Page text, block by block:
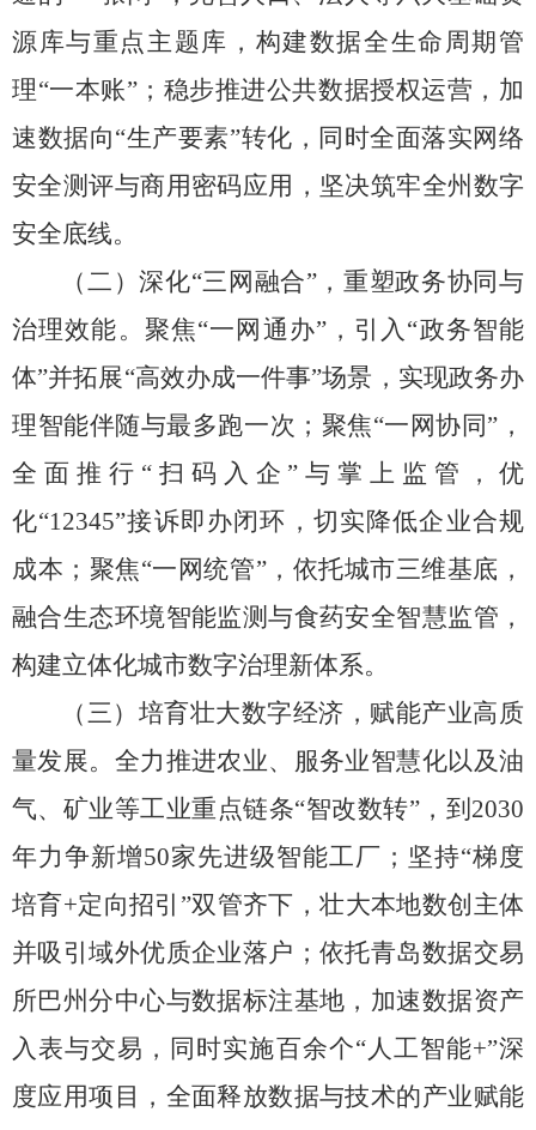
源库与重点主题库， 构建数据全生命周期管
理“一本账”；稳步推进公共数据授权运营，加
速数据向“生产要素”转化，
同时全面落实网络
安全测评与商用密码应用， 坚决筑牢全州数字
安全底线。
（二）深化“三网融合”，重塑政务协同与
治理效能。 聚焦“一网通办”，引入 “政务智能
体”并拓展“高效办成一件事”场景，实现政务办
理智能伴随与最多跑一次；聚焦“一网协同 ” ，
全面推行 “扫码入企 ” 与掌上监管，优
化“12345”接诉即办闭环，切实降低企业合规
成本；聚焦“一网统管”， 依托城市三维基底，
融合生态环境智能监测与食药安全智慧监管，
构建立体化城市数字治理新体系。
（三）培育壮大数字经济，赋能产业高质
量发展。 全力推进农业、服务业智慧化以及油
气、矿业等工业重点链条“智改数转”， 到 2030
年力争新增50家先进级智能工厂；坚持“梯度
培育+定向招引 ”双管齐下，壮大本地数创主体
并吸引域外优质企业落户； 依托青岛数据交易
所巴州分中心与数据标注基地， 加速数据资产
入表与交易，
同时实施百余个“人工智能+”深
度应用项目，全面释放数据与技术的产业赋能